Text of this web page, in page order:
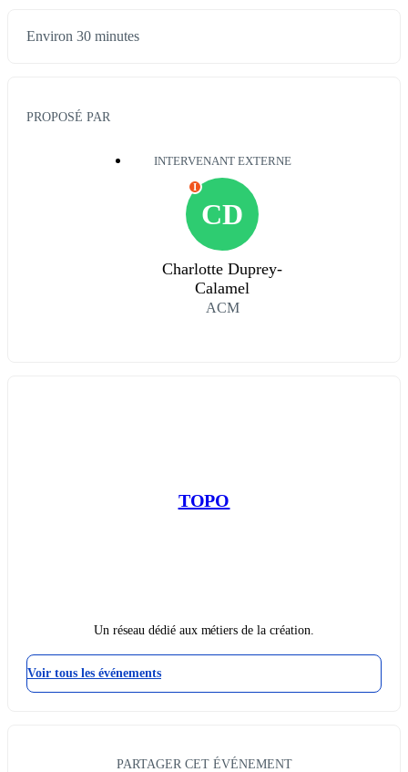
Environ 30 minutes
PROPOSÉ PAR
INTERVENANT EXTERNE
CD
I
Charlotte Duprey-
Calamel
ACM
TOPO
Un réseau dédié aux métiers de la création.
Voir tous les événements
PARTAGER CET ÉVÉNEMENT